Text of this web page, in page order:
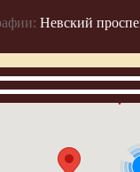
Невский